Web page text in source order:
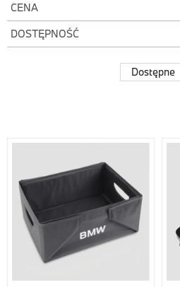
CENA
49,00 zł - 2 699,00 zł
DOSTĘPNOŚĆ
Dostępne